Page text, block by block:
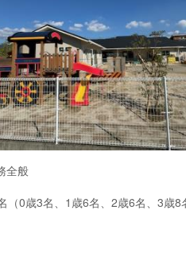
全般
（0歳3名、1歳6名、2歳6名、3歳8